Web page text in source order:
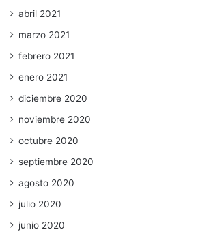
abril 2021
marzo 2021
febrero 2021
enero 2021
diciembre 2020
noviembre 2020
octubre 2020
septiembre 2020
agosto 2020
julio 2020
junio 2020